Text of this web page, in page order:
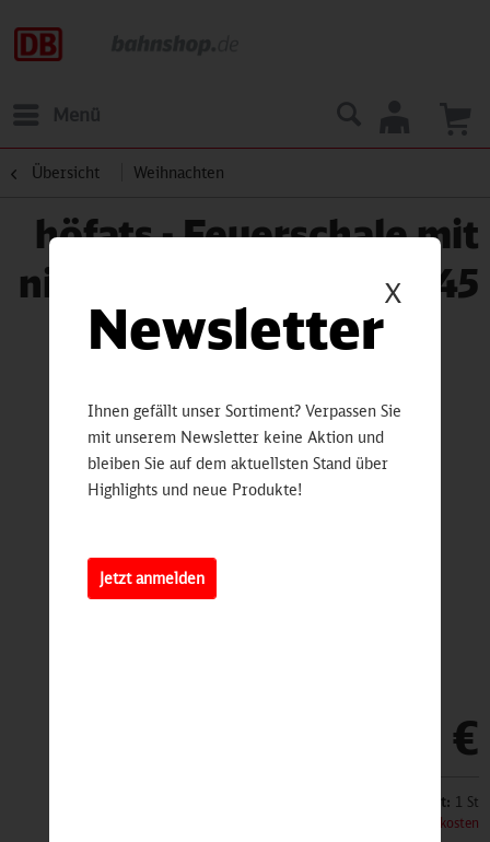
Menü
Übersicht Weihnachten
höfats - Feuerschale mit
niedrigem Fuß MOON 45
299,00 €
Inhalt: 1 St
zzgl. Versandkosten
X
Newsletter
Ihnen gefällt unser Sortiment? Verpassen Sie
mit unserem Newsletter keine Aktion und
bleiben Sie auf dem aktuellsten Stand über
Highlights und neue Produkte!
Jetzt anmelden